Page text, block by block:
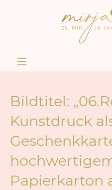
Bildtitel:
Kunstdruck
Papierkarton